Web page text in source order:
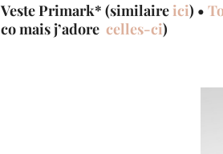
Veste Primark* (similaire ici) •
co mais j’adore celles-ci)